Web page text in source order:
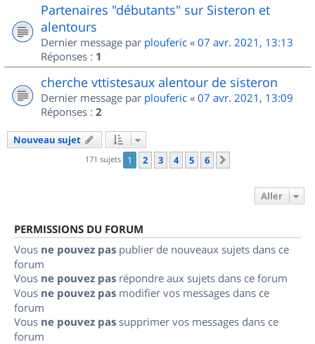
Partenaires "débutants" sur Sisteron et
alentours
Dernier message par plouferic « 07 avr. 2021, 13:13
Réponses : 1
cherche vttistesaux alentour de sisteron
Dernier message par plouferic « 07 avr. 2021, 13:09
Réponses : 2
Nouveau sujet
171 sujets 1 2 3 4 5 6
Aller
PERMISSIONS DU FORUM
Vous ne pouvez pas publier de nouveaux sujets dans ce
forum
Vous ne pouvez pas répondre aux sujets dans ce forum
Vous ne pouvez pas modifier vos messages dans ce
forum
Vous ne pouvez pas supprimer vos messages dans ce
forum